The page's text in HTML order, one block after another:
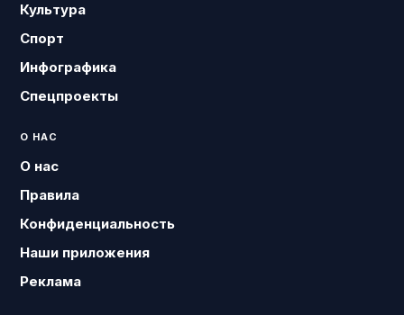
Культура
Спорт
Инфографика
Спецпроекты
О НАС
О нас
Правила
Конфиденциальность
Наши приложения
Реклама